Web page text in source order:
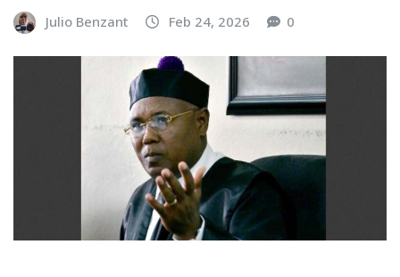
Julio Benzant Feb 24, 2026 0